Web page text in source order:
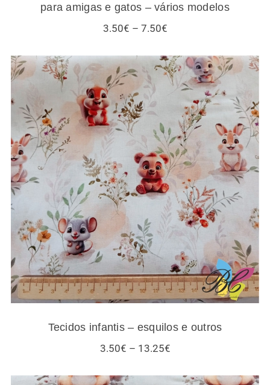
para amigas e gatos – vários modelos
3.50€ – 7.50€Price
through
7.50€
Tecidos infantis – esquilos e outros
Tecidos infantis – esquilos e outros
3.50€ – 13.25€Price